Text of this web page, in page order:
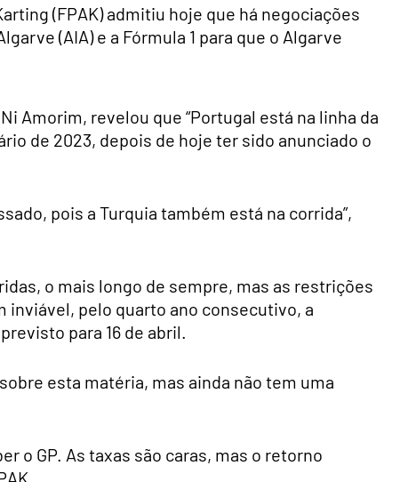
(FPAK) admitiu hoje que há negociações
(AIA) e a Fórmula 1 para que o Algarve
Amorim, revelou que “Portugal está na linha da
de 2023, depois de hoje ter sido anunciado o
pois a Turquia também está na corrida”,
o mais longo de sempre, mas as restrições
inviável, pelo quarto ano consecutivo, a
para 16 de abril.
esta matéria, mas ainda não tem uma
o GP. As taxas são caras, mas o retorno